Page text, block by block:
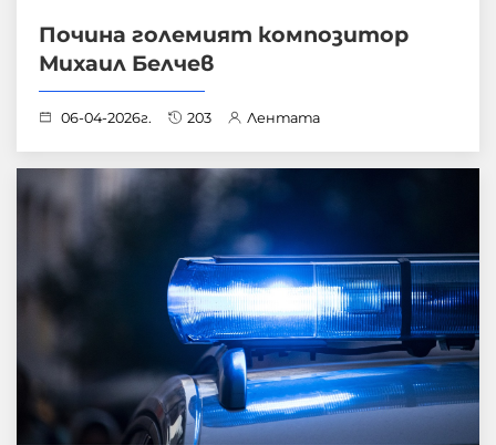
Почина големият композитор
Михаил Белчев
06-04-2026г. 203 Лентата